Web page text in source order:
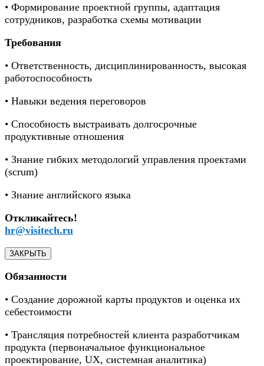
• Формирование проектной группы, адаптация
сотрудников, разработка схемы мотивации
Требования
• Ответственность, дисциплинированность, высокая
работоспособность
• Навыки ведения переговоров
• Способность выстраивать долгосрочные
продуктивные отношения
• Знание гибких методологий управления проектами
(scrum)
• Знание английского языка
Откликайтесь!
hr@visitech.ru
ЗАКРЫТЬ
Обязанности
• Создание дорожной карты продуктов и оценка их
себестоимости
• Трансляция потребностей клиента разработчикам
продукта (первоначальное функциональное
проектирование, UX, системная аналитика)